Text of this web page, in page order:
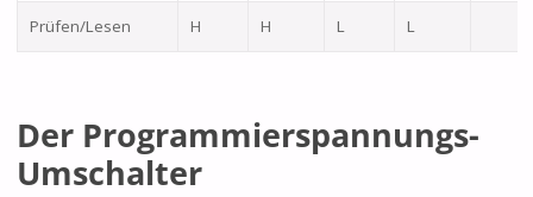
Prüfen/Lesen H H L L
Der Programmierspannungs-
Umschalter